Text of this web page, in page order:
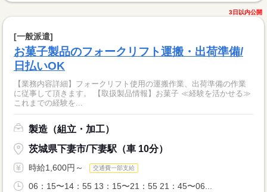
3日以内公開
[一般派遣]
お菓子製品のフォークリフト運搬・出荷準備/
日払いOK
【業務内容詳細】フォークリフト使用の運搬作業、出荷準備の作業
に従事して頂きます。 【取扱製品情報】お菓子 ≪経験を活かせる≫
これまでの経験を...
製造（組立・加工）
茨城県下妻市/下妻駅（車 10分）
時給1,600円～ 交通費一部支給
06：15〜14：55 13：15〜21：55 21：45〜06...